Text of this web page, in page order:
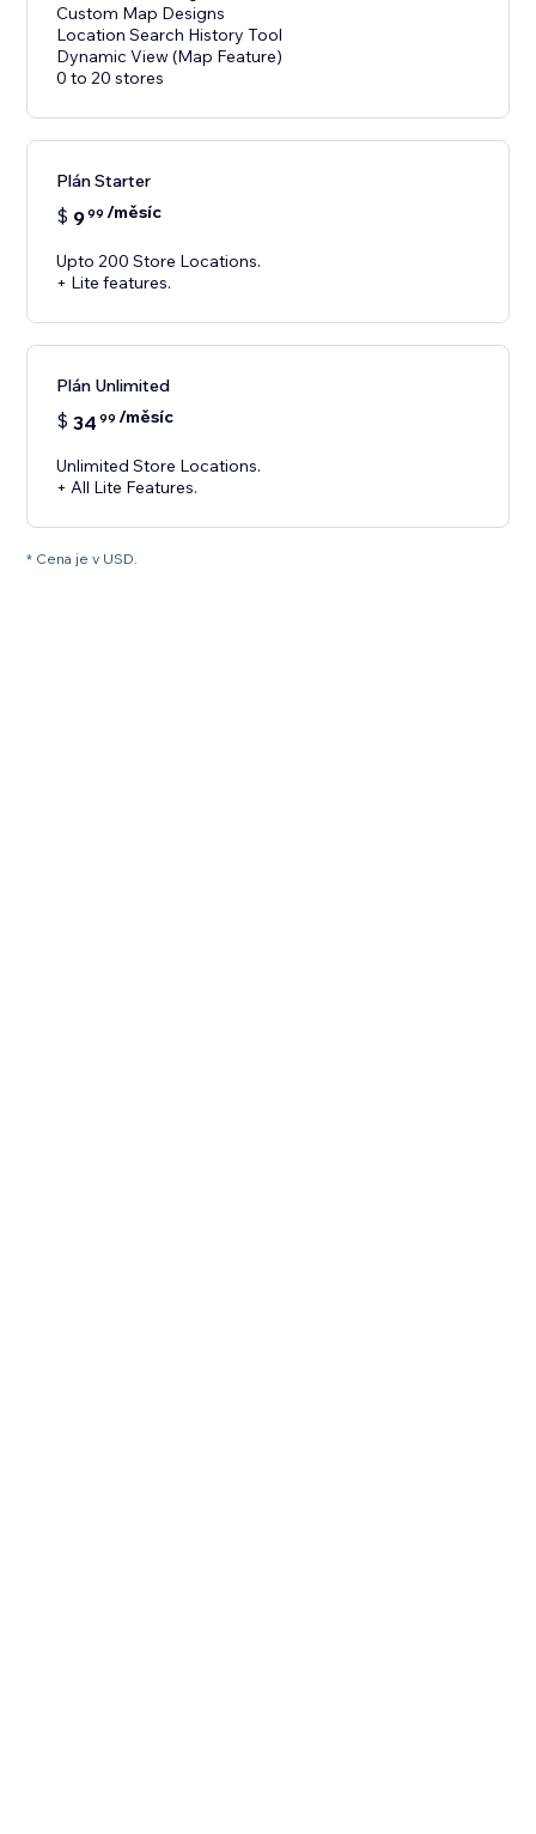
Custom Map Designs
Location Search History Tool
Dynamic View (Map Feature)
0 to 20 stores
Plán Starter
$ 999 /měsíc
Upto 200 Store Locations.
+ Lite features.
Plán Unlimited
$ 34 99 /měsíc
Unlimited Store Locations.
+ All Lite Features.
* Cena je v USD.